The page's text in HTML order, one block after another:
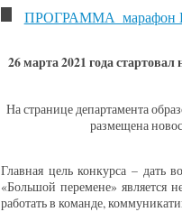
ПРОГРАММА_марафон
26 марта 2021 года
На странице департамента
размещена
Главная цель конкурса – дать
«Большой перемене» является
работать в команде,